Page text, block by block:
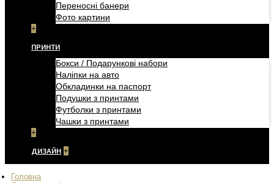
Переносні банери
Фото картини
+
ПРИНТИ
Бокси / Подарункові набори
Наліпки на авто
Обкладинки на паспорт
Подушки з принтами
Футболки з принтами
Чашки з принтами
+
ДИЗАЙН +
Головна